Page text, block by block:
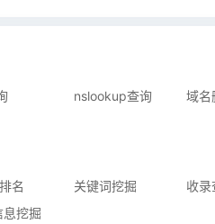
nslookup查询 域名
名 关键词挖掘 收录
挖掘